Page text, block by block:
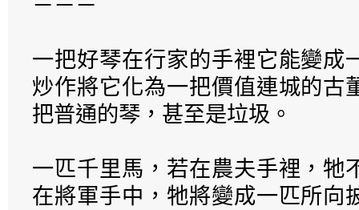
－－－
一把好琴在行家的手裡它能變成
炒作將它化為一把價值連城的古
把普通的琴，甚至是垃圾。
一匹千里馬，若在農夫手裡，牠
在將軍手中，牠將變成一匹所向